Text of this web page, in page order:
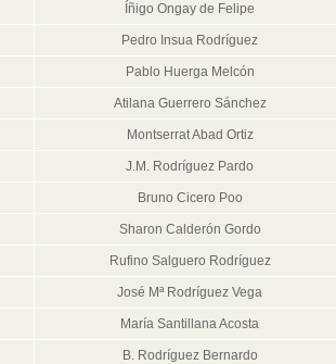
Íñigo Ongay de Felipe
Pedro Insua Rodríguez
Pablo Huerga Melcón
Atilana Guerrero Sánchez
Montserrat Abad Ortiz
J.M. Rodríguez Pardo
Bruno Cicero Poo
Sharon Calderón Gordo
Rufino Salguero Rodríguez
José Mª Rodríguez Vega
María Santillana Acosta
B. Rodríguez Bernardo